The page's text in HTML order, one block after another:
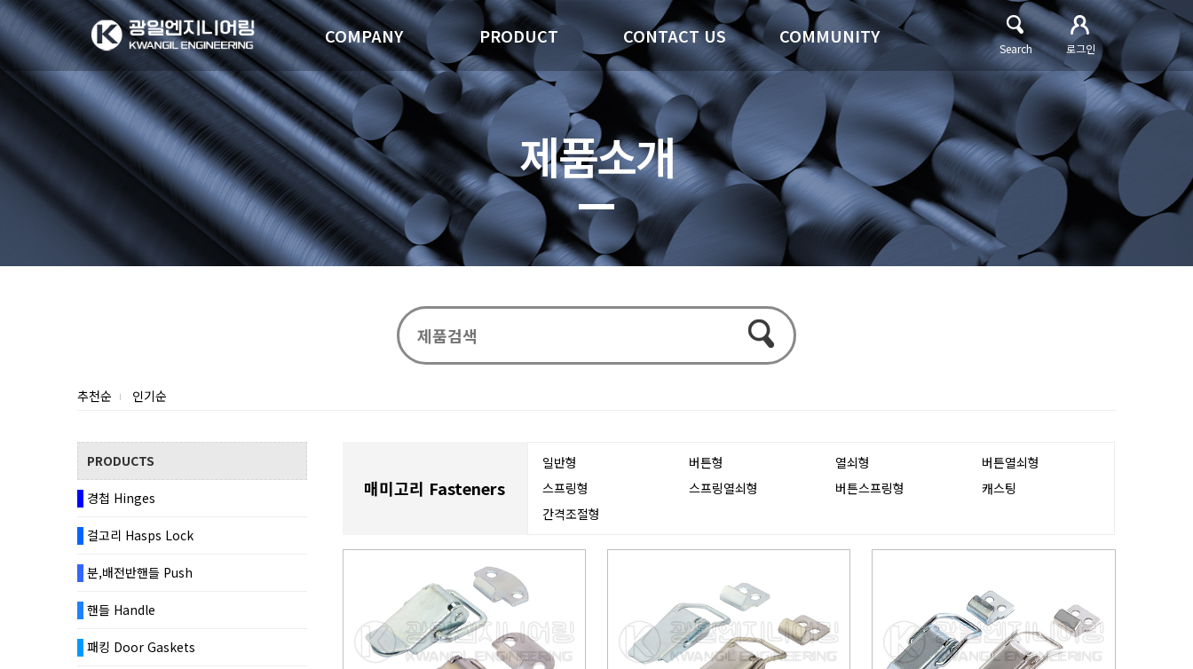
Search 로그인
COMPANY PRODUCT CONTACT US COMMUNITY
제품소개
추천순 인기순
PRODUCTS
경첩 Hinges
걸고리 Hasps Lock
분,배전반핸들 Push
핸들 Handle
패킹 Door Gaskets
매미고리 Fasteners
일반형 버튼형 열쇠형
버튼열쇠형
스프링형
스프링열쇠형 버튼스프링형
캐스팅
간격조절형